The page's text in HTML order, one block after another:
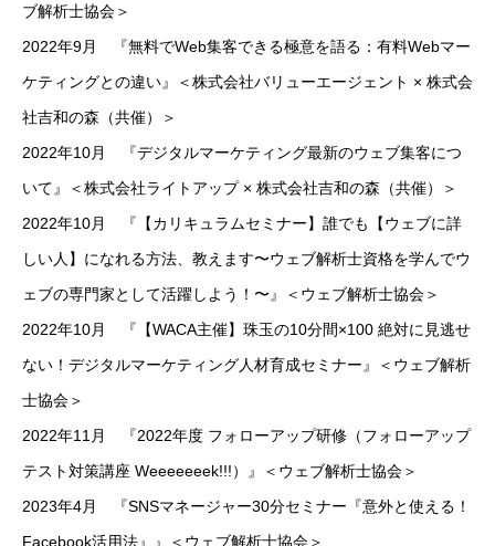
ブ解析士協会＞
2022年9月 『無料でWeb集客できる極意を語る：有料Webマー
ケティングとの違い』＜株式会社バリューエージェント × 株式会
社吉和の森（共催）＞
2022年10月 『デジタルマーケティング最新のウェブ集客につ
いて』＜株式会社ライトアップ × 株式会社吉和の森（共催）＞
2022年10月 『【カリキュラムセミナー】誰でも【ウェブに詳
しい人】になれる方法、教えます〜ウェブ解析士資格を学んでウ
ェブの専門家として活躍しよう！〜』＜ウェブ解析士協会＞
2022年10月 『【WACA主催】珠玉の10分間×100 絶対に見逃せ
ない！デジタルマーケティング人材育成セミナー』＜ウェブ解析
士協会＞
2022年11月 『2022年度 フォローアップ研修（フォローアップ
テスト対策講座 Weeeeeeek!!!）』＜ウェブ解析士協会＞
2023年4月 『SNSマネージャー30分セミナー『意外と使える！
Facebook活用法』』＜ウェブ解析士協会＞